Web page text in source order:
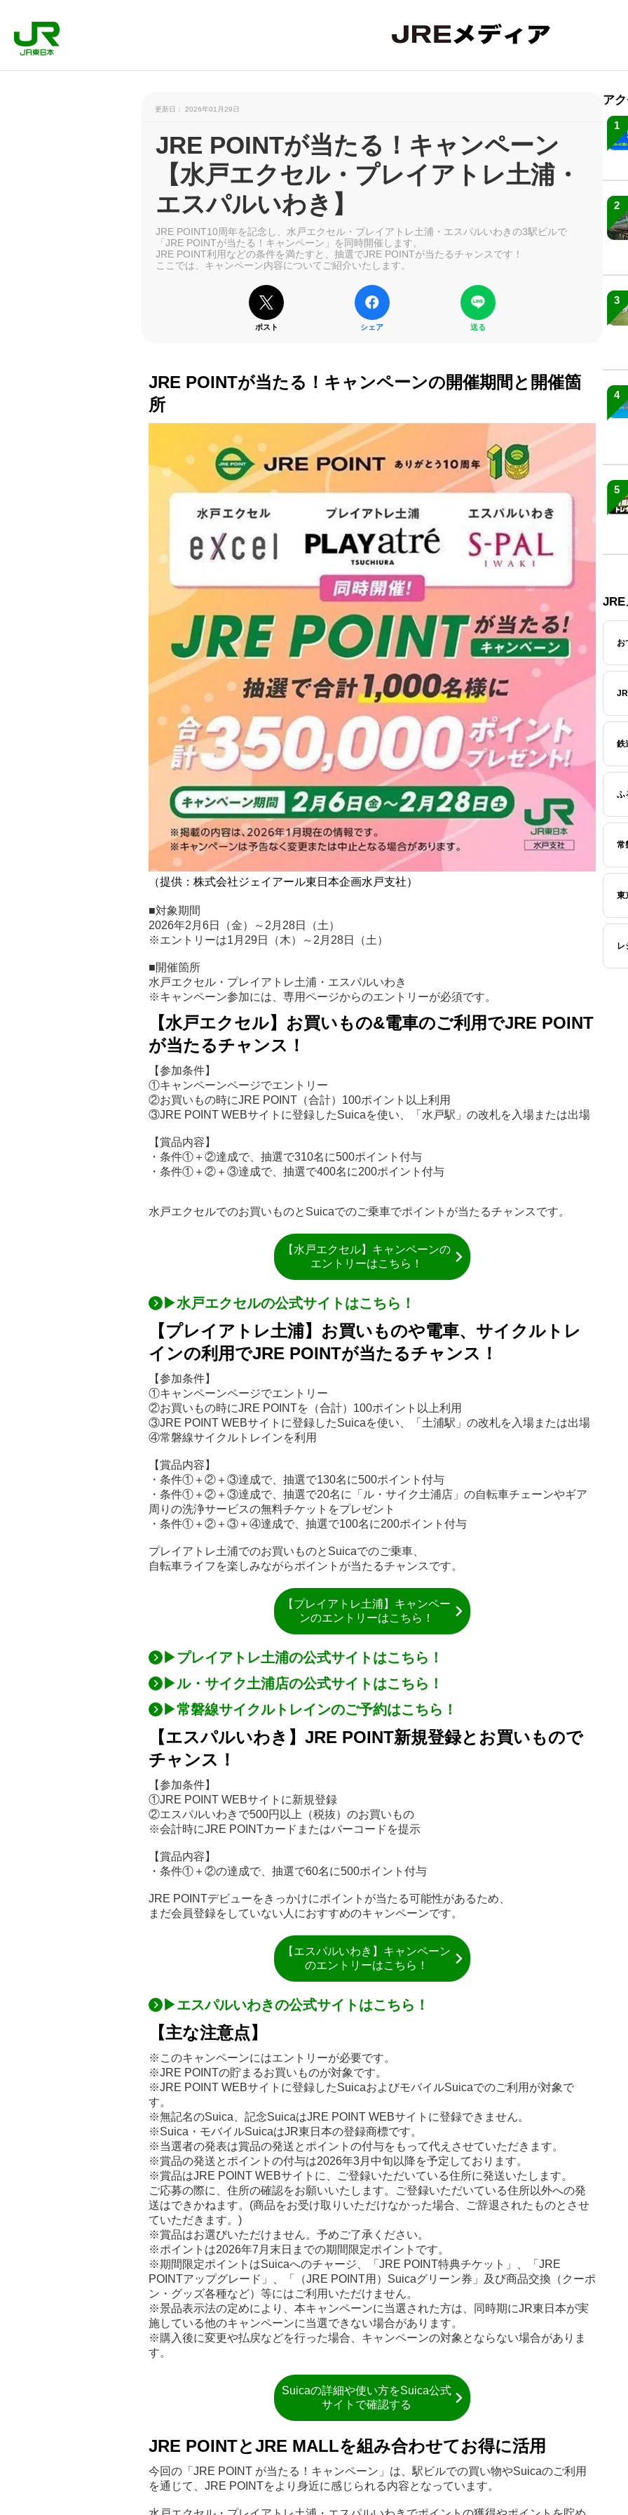
更新日： 2026年01月29日
JRE POINTが当たる！キャンペーン
【水戸エクセル・プレイアトレ土浦・
エスパルいわき】
JRE POINT10周年を記念し、水戸エクセル・プレイアトレ土浦・エスパルいわきの3駅ビルで
「JRE POINTが当たる！キャンペーン」を同時開催します。
JRE POINT利用などの条件を満たすと、抽選でJRE POINTが当たるチャンスです！
ここでは、キャンペーン内容についてご紹介いたします。
ポスト シェア 送る
JRE POINTが当たる！キャンペーンの開催期間と開催箇
所
（提供：株式会社ジェイアール東日本企画水戸支社）
■対象期間
2026年2月6日（金）～2月28日（土）
※エントリーは1月29日（木）～2月28日（土）
■開催箇所
水戸エクセル・プレイアトレ土浦・エスパルいわき
※キャンペーン参加には、専用ページからのエントリーが必須です。
【水戸エクセル】お買いもの&電車のご利用でJRE POINT
が当たるチャンス！
【参加条件】
①キャンペーンページでエントリー
②お買いもの時にJRE POINT（合計）100ポイント以上利用
③JRE POINT WEBサイトに登録したSuicaを使い、「水戸駅」の改札を入場または出場
【賞品内容】
・条件①＋②達成で、抽選で310名に500ポイント付与
・条件①＋②＋③達成で、抽選で400名に200ポイント付与
水戸エクセルでのお買いものとSuicaでのご乗車でポイントが当たるチャンスです。
【水戸エクセル】キャンペーンの
エントリーはこちら！
▶水戸エクセルの公式サイトはこちら！
【プレイアトレ土浦】お買いものや電車、サイクルトレ
インの利用でJRE POINTが当たるチャンス！
【参加条件】
①キャンペーンページでエントリー
②お買いもの時にJRE POINTを（合計）100ポイント以上利用
③JRE POINT WEBサイトに登録したSuicaを使い、「土浦駅」の改札を入場または出場
④常磐線サイクルトレインを利用
【賞品内容】
・条件①＋②＋③達成で、抽選で130名に500ポイント付与
・条件①＋②＋③達成で、抽選で20名に「ル・サイク土浦店」の自転車チェーンやギア
周りの洗浄サービスの無料チケットをプレゼント
・条件①＋②＋③＋④達成で、抽選で100名に200ポイント付与
プレイアトレ土浦でのお買いものとSuicaでのご乗車、
自転車ライフを楽しみながらポイントが当たるチャンスです。
【プレイアトレ土浦】キャンペー
ンのエントリーはこちら！
▶プレイアトレ土浦の公式サイトはこちら！
▶ル・サイク土浦店の公式サイトはこちら！
▶常磐線サイクルトレインのご予約はこちら！
【エスパルいわき】JRE POINT新規登録とお買いもので
チャンス！
【参加条件】
①JRE POINT WEBサイトに新規登録
②エスパルいわきで500円以上（税抜）のお買いもの
※会計時にJRE POINTカードまたはバーコードを提示
【賞品内容】
・条件①＋②の達成で、抽選で60名に500ポイント付与
JRE POINTデビューをきっかけにポイントが当たる可能性があるため、
まだ会員登録をしていない人におすすめのキャンペーンです。
【エスパルいわき】キャンペーン
のエントリーはこちら！
▶エスパルいわきの公式サイトはこちら！
【主な注意点】
※このキャンペーンにはエントリーが必要です。
※JRE POINTの貯まるお買いものが対象です。
※JRE POINT WEBサイトに登録したSuicaおよびモバイルSuicaでのご利用が対象で
す。
※無記名のSuica、記念SuicaはJRE POINT WEBサイトに登録できません。
※Suica・モバイルSuicaはJR東日本の登録商標です。
※当選者の発表は賞品の発送とポイントの付与をもって代えさせていただきます。
※賞品の発送とポイントの付与は2026年3月中旬以降を予定しております。
※賞品はJRE POINT WEBサイトに、ご登録いただいている住所に発送いたします。
ご応募の際に、住所の確認をお願いいたします。ご登録いただいている住所以外への発
送はできかねます。(商品をお受け取りいただけなかった場合、ご辞退されたものとさせ
ていただきます。)
※賞品はお選びいただけません。予めご了承ください。
※ポイントは2026年7月末日までの期間限定ポイントです。
※期間限定ポイントはSuicaへのチャージ、「JRE POINT特典チケット」、「JRE
POINTアップグレード」、「（JRE POINT用）Suicaグリーン券」及び商品交換（クーポ
ン・グッズ各種など）等にはご利用いただけません。
※景品表示法の定めにより、本キャンペーンに当選された方は、同時期にJR東日本が実
施している他のキャンペーンに当選できない場合があります。
※購入後に変更や払戻などを行った場合、キャンペーンの対象とならない場合がありま
す。
Suicaの詳細や使い方をSuica公式
サイトで確認する
JRE POINTとJRE MALLを組み合わせてお得に活用
今回の「JRE POINT が当たる！キャンペーン」は、駅ビルでの買い物やSuicaのご利用
を通じて、JRE POINTをより身近に感じられる内容となっています。
ア
1
2
3
4
5
JRE
お
鉄
ふ
常
東
レ